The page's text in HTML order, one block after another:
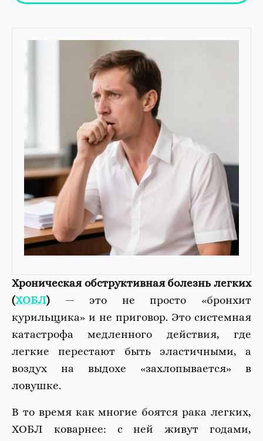
Хроническая обструктивная болезнь легких
(ХОБЛ) — это не просто «бронхит
курильщика» и не приговор. Это системная
катастрофа медленного действия, где
легкие перестают быть эластичными, а
воздух на выдохе «захлопывается» в
ловушке.
В то время как многие боятся рака легких,
ХОБЛ коварнее: с ней живут годами,